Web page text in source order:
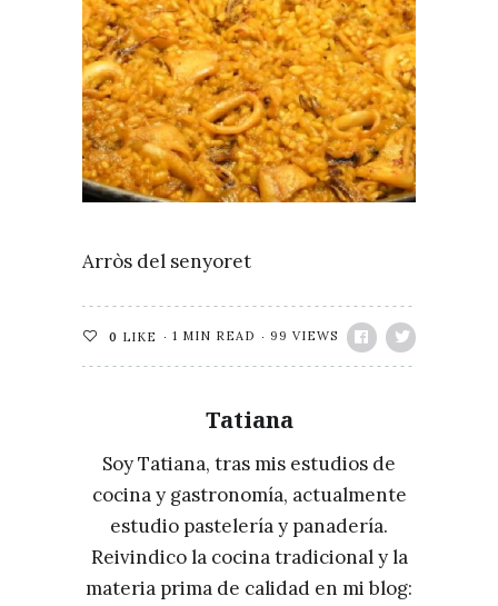
RECOMENDACIONES
Arròs del senyoret
0 LIKE 1 MIN READ 99 VIEWS
Tatiana
Soy Tatiana, tras mis estudios de
cocina y gastronomía, actualmente
estudio pastelería y panadería.
Reivindico la cocina tradicional y la
materia prima de calidad en mi blog: